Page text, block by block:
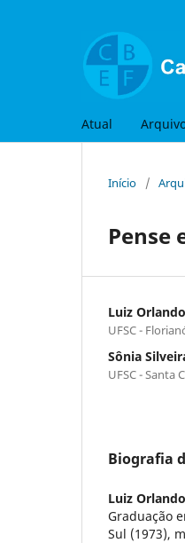
Atual
Início /
Pense
Luiz
UFSC -
Sônia
UFSC - Santa
Biografia
Luiz
Graduação
Sul (1973),